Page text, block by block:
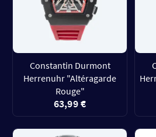
Constantin Durmont
Herrenuhr "Altéragarde
Rouge"
63,99 €